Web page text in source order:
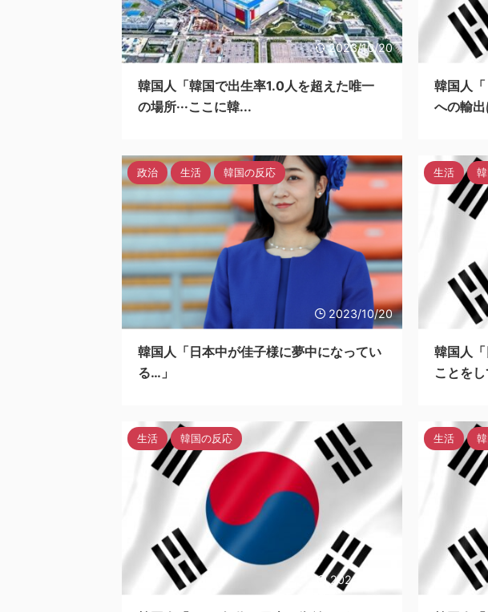
2023/10/20
韓国人「韓国で出生率1.0人を超えた唯一
の場所···ここに韓...
韓国人
への輸
2023/10/20
政治 生活 韓国の反応
韓国人「日本中が佳子様に夢中になってい
る…」
生活
韓国人
ことをし
2023/10/19
生活 韓国の反応 生活